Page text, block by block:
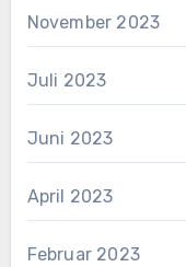
November 2023
Juli 2023
Juni 2023
April 2023
Februar 2023